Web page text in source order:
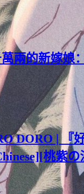
萬兩的新嫁
DORO | 『
桃紫の